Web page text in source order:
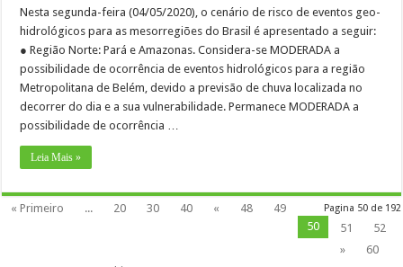
Nesta segunda-feira (04/05/2020), o cenário de risco de eventos geo-
hidrológicos para as mesorregiões do Brasil é apresentado a seguir:
● Região Norte: Pará e Amazonas. Considera-se MODERADA a
possibilidade de ocorrência de eventos hidrológicos para a região
Metropolitana de Belém, devido a previsão de chuva localizada no
decorrer do dia e a sua vulnerabilidade. Permanece MODERADA a
possibilidade de ocorrência …
Leia Mais »
Pagina 50 de 192
« Primeiro ... 20 30 40 « 48
49
50
51
52
»
60